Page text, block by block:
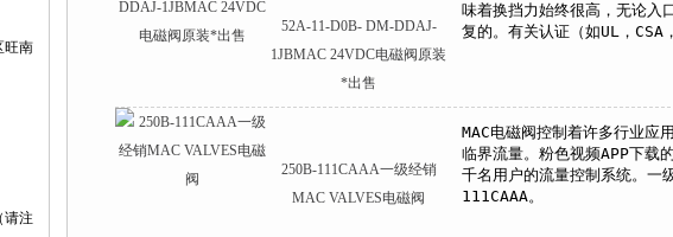
旺南
注
52A-11-D0B- DM-DDAJ-
1JBMAC 24VDC电磁阀原装
*出售
250B-111CAAA一级经销
MAC VALVES电磁阀